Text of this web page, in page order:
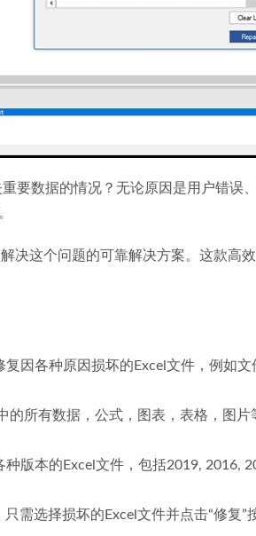
要数据的情况？无论原因是用户错误
决这个问题的可靠解决方案。这款高
因各种原因损坏的Excel文件，例如
所有数据，公式，图表，表格，图片
版本的Excel文件，包括2019, 2016,
需选择损坏的Excel文件并点击“修复”